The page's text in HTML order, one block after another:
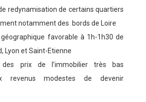
redynamisation de certains quartiers
notamment des bords de Loire
favorable à 1h-1h30 de
Lyon etSaint-Etienne
prix de l’immobilier très bas
revenus modestes de devenir